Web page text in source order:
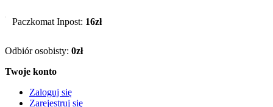
Paczkomat Inpost: 16zł
Odbiór osobisty: 0zł
Twoje konto
Zaloguj się
Zarejestruj się